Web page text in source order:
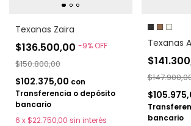
Texanas Zaira
$136.500,00 -9% OFF
$150.800,00
$102.375,00 con
Transferencia o depósito
bancario
6 x $22.750,00 sin interés
Texanas
bancario